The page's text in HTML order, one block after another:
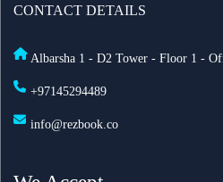
التغييرات الجديدة؟
CONTACT DETAILS
Albarsha 1 - D2 Tower - Floor 1 -
+97145294489
info@rezbook.co